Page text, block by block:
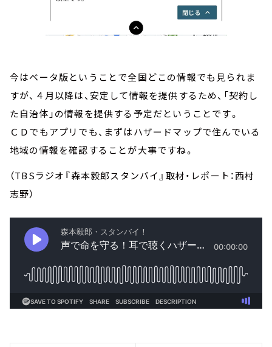
今はベータ版ということで全国どこの情報でも見られま
すが、４月以降は、安定して情報を提供するため、「契約し
た自治体」の情報を提供する予定だということです。
ＣＤでもアプリでも、まずはハザードマップで住んでいる
地域の情報を確認することが大事ですね。
（TBSラジオ『森本毅郎スタンバイ』取材・レポート：西村
志野）